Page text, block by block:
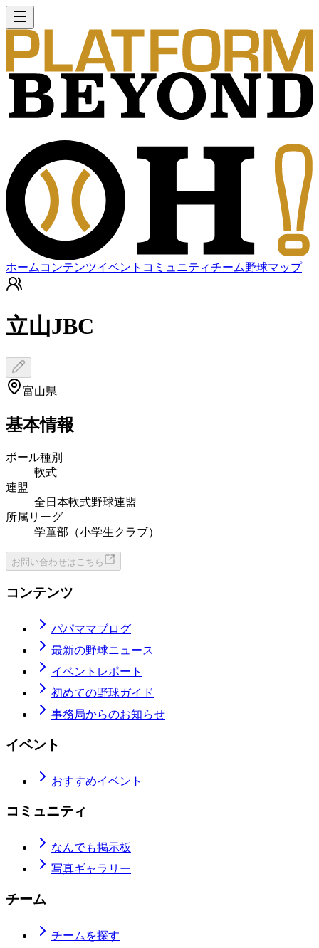
ホーム コンテンツイベント コミュニティチーム野球マップ
立山JBC
富山県
基本情報
ボール種別
軟式
連盟
全日本軟式野球連盟
所属リーグ
学童部（小学生クラブ）
お問い合わせはこちら
コンテンツ
パパママブログ
最新の野球ニュース
イベントレポート
初めての野球ガイド
事務局からのお知らせ
イベント
おすすめイベント
コミュニティ
なんでも掲示板
写真ギャラリー
チーム
チームを探す